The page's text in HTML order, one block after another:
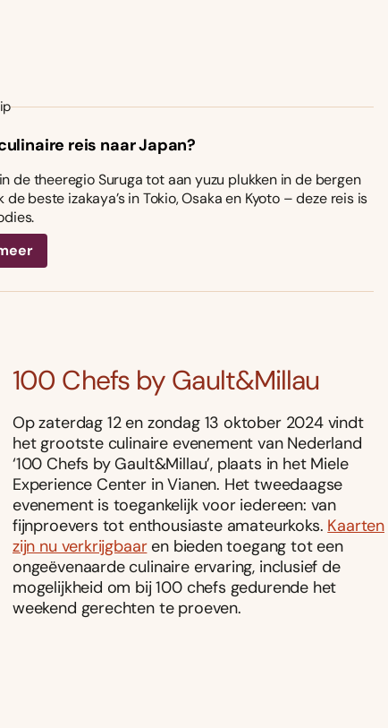
reis naar Japan?
de theeregio Suruga tot aan yuzu plukken in de bergen
beste izakaya’s in Tokio, Osaka en Kyoto – deze reis is
100 Chefs by Gault&Millau
Op zaterdag 12 en zondag 13 oktober 2024 vindt
het grootste culinaire evenement van Nederland
‘100 Chefs by Gault&Millau’, plaats in het Miele
Experience Center in Vianen. Het tweedaagse
evenement is toegankelijk voor iedereen: van
fijnproevers tot enthousiaste amateurkoks. Kaarten
zijn nu verkrijgbaaren bieden toegang tot een
ongeëvenaarde culinaire ervaring, inclusief de
mogelijkheid om bij 100 chefs gedurende het
weekend gerechten te proeven.